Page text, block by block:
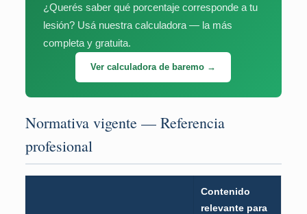
¿Querés saber qué porcentaje corresponde a tu
lesión? Usá nuestra calculadora — la más
completa y gratuita.
Ver calculadora de baremo →
Normativa vigente — Referencia
profesional
Contenido
relevante para